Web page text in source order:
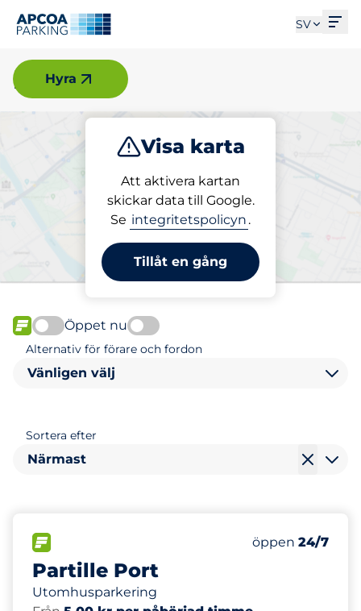
SV
Partille
Visa karta
Att aktivera kartan
skickar data till Google.
Se integritetspolicyn .
Tillåt en gång
Hyra
Parkera Ladda
Välj din parkeringsplats i
FLÖDE
Öppet nu
Alternativ för förare och fordon
Vänligen välj
Sortera efter
Närmast
Partille Port
Utomhusparkering
Antal
Totalt antal
Torsdag&nbsp
öppen 24/7